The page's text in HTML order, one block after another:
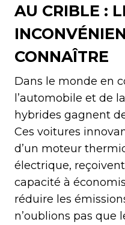
AU CRIBLE :
CONNAÎTRE
Dans le monde en
l’automobile et de
hybrides gagnent
Ces voitures
d’un moteur
électrique,
capacité à
réduire les
n’oublions pas que